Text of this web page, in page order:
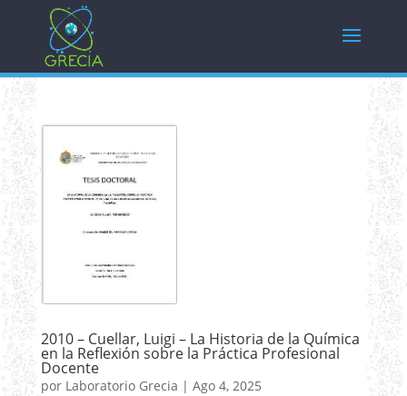
2010 – Cuellar, Luigi – La Historia de la Química
en la Reflexión sobre la Práctica Profesional
Docente
por Laboratorio Grecia | Ago 4, 2025